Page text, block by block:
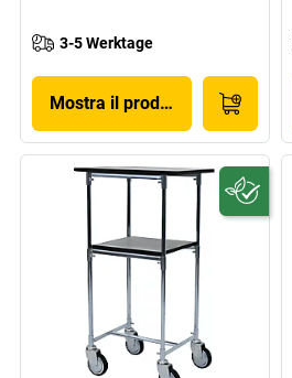
3-5 Werktage
Mostra il prodotto